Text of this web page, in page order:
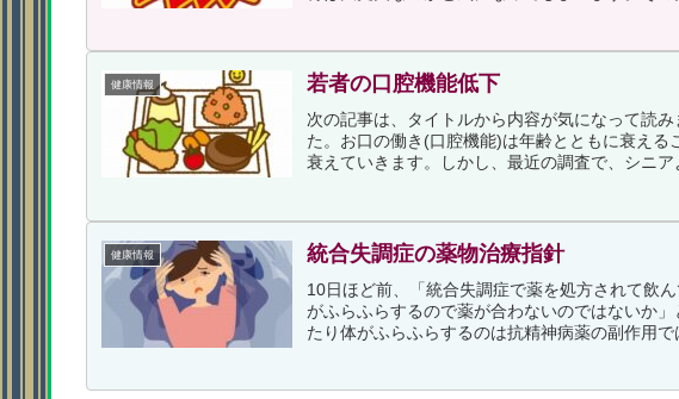
健康情報 若者の口腔機能低下
次の記事は、タイトルから内容が気になって読
た。お口の働き(口腔機能)は年齢とともに衰え
衰えていきます。しかし、最近の調査で、シニ
健康情報 統合失調症の薬物治療指針
10日ほど前、「統合失調症で薬を処方されて飲
がふらふらするので薬が合わないのではないか
たり体がふらふらするのは抗精神病薬の副作用で